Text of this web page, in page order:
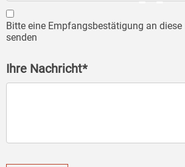
Bitte eine Empfangsbestätigung an diese
senden
Ihre Nachricht*